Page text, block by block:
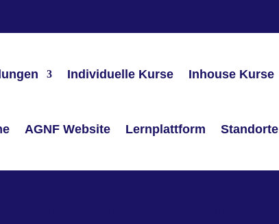
Individuelle Kurse Inhouse Kurse
AGNF Website Lernplattform Standorte